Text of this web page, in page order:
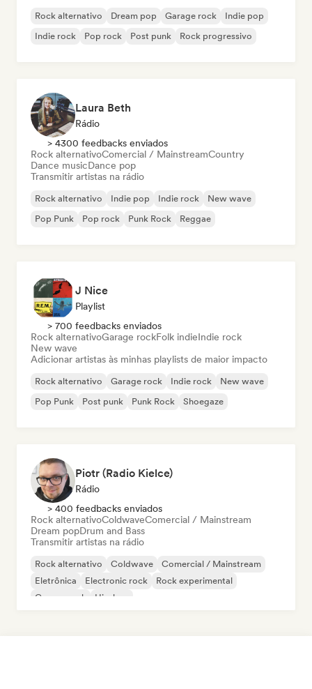
Rock alternativo Dream pop Garage rock
Indie pop
Indie rock
Pop rock Post punk Rock progressivo
Laura Beth
Rádio
> 4300 feedbacks enviados
Rock alternativoComercial / MainstreamCountry
Dance musicDance pop
Transmitir artistas na rádio
Rock alternativo Indie pop Indie rock
New wave
Pop Punk
Pop rock Punk Rock Reggae
J Nice
Playlist
> 700 feedbacks enviados
Rock alternativoGarage rockFolk indieIndie rock
New wave
Adicionar artistas às minhas playlists de maior impacto
Rock alternativo Garage rock Indie rock
New wave
Pop Punk
Post punk Punk Rock Shoegaze
Piotr (Radio Kielce)
Rádio
> 400 feedbacks enviados
Rock alternativoColdwaveComercial / Mainstream
Dream popDrum and Bass
Transmitir artistas na rádio
Rock alternativo Coldwave
Comercial / Mainstream
Eletrônica
Electronic rock
Rock experimental
Garage rock
Hip-hop